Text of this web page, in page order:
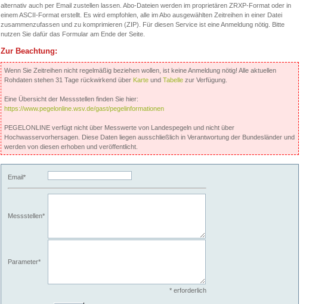
alternativ auch per Email zustellen lassen. Abo-Dateien werden im proprietären ZRXP-Format oder in
einem ASCII-Format erstellt. Es wird empfohlen, alle im Abo ausgewählten Zeitreihen in einer Datei
zusammenzufassen und zu komprimieren (ZIP). Für diesen Service ist eine Anmeldung nötig. Bitte
nutzen Sie dafür das Formular am Ende der Seite.
Zur Beachtung:
Wenn Sie Zeitreihen nicht regelmäßig beziehen wollen, ist keine Anmeldung nötig! Alle aktuellen
Rohdaten stehen 31 Tage rückwirkend über Karte und Tabelle zur Verfügung.
Eine Übersicht der Messstellen finden Sie hier:
https://www.pegelonline.wsv.de/gast/pegelinformationen
PEGELONLINE verfügt nicht über Messwerte von Landespegeln und nicht über
Hochwasservorhersagen. Diese Daten liegen ausschließlich in Verantwortung der Bundesländer und
werden von diesen erhoben und veröffentlicht.
Email*
Messstellen*
Parameter*
* erforderlich